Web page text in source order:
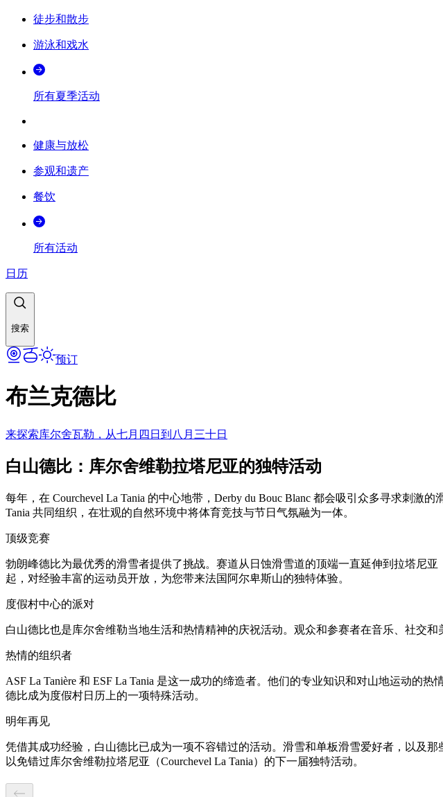
徒步和散步
游泳和戏水
所有夏季活动
健康与放松
参观和遗产
餐饮
所有活动
日历
搜索
预订
布兰克德比
来探索库尔舍瓦勒，从七月四日到八月三十日
白山德比：库尔舍维勒拉塔尼亚的独特活动
每年，在 Courchevel La Tania 的中心地带，Derby du Bouc Blanc 都会吸引众多寻求刺激
Tania 共同组织，在壮观的自然环境中将体育竞技与节日气氛融为一体。
顶级竞赛
勃朗峰德比为最优秀的滑雪者提供了挑战。赛道从日蚀滑雪道的顶端一直延伸到拉塔尼
起，对经验丰富的运动员开放，为您带来法国阿尔卑斯山的独特体验。
度假村中心的派对
白山德比也是库尔舍维勒当地生活和热情精神的庆祝活动。观众和参赛者在音乐、社交
热情的组织者
ASF La Tanière 和 ESF La Tania 是这一成功的缔造者。他们的专业知识和对山地运动
德比成为度假村日历上的一项特殊活动。
明年再见
凭借其成功经验，白山德比已成为一项不容错过的活动。滑雪和单板滑雪爱好者，以及
以免错过库尔舍维勒拉塔尼亚（Courchevel La Tania）的下一届独特活动。